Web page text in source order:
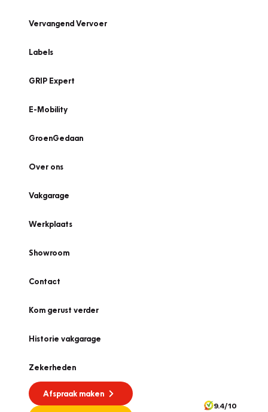
Vervangend Vervoer
Labels
GRIP Expert
E-Mobility
GroenGedaan
Over ons
Vakgarage
Werkplaats
Showroom
Contact
Kom gerust verder
Historie vakgarage
Zekerheden
Afspraak maken
9.4/10